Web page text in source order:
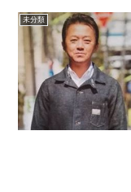
未分類